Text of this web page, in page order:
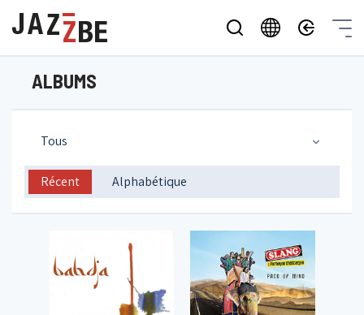
ALBUMS
Tous
Récent Alphabétique